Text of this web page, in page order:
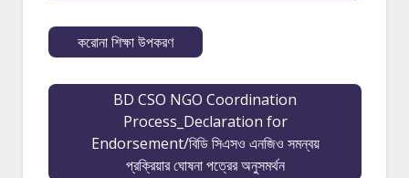
করোনা শিক্ষা উপকরণ
BD CSO NGO Coordination
Process_Declaration for
Endorsement/বিডি সিএসও এনজিও সমন্বয়
প্রক্রিয়ার ঘোষনা পত্রের অনুসমর্থন